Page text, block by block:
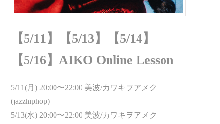
【5/11】【5/13】【5/14】
【5/16】AIKO Online Lesson
5/11(月) 20:00〜22:00 美波/カワキヲアメク
(jazzhiphop)
5/13(水) 20:00〜22:00 美波/カワキヲアメク